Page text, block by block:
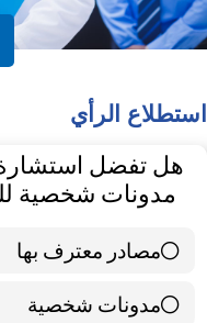
استطلاع الرأي
هل تفضل
مدونات شخصية
مصادر معترف بها
39 ( 65 % )
مدونات شخصية
21 ( 35 % )